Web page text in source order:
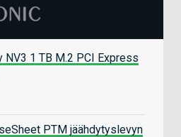
NV3 1 TB M.2 PCI Express
PTM jäähdytyslevyn